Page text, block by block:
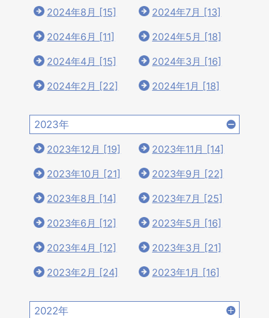
2024年8月 [15] 2024年7月 [13]
2024年6月 [11] 2024年5月 [18]
2024年4月 [15] 2024年3月 [16]
2024年2月 [22] 2024年1月 [18]
2023年
2023年12月 [19] 2023年11月 [14]
2023年10月 [21] 2023年9月 [22]
2023年8月 [14] 2023年7月 [25]
2023年6月 [12] 2023年5月 [16]
2023年4月 [12] 2023年3月 [21]
2023年2月 [24] 2023年1月 [16]
2022年